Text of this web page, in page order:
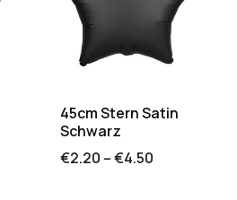
45cm Stern Satin
Schwarz
€2.20 –€4.50